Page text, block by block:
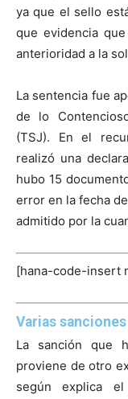
ya que el sello
que evidencia
anterioridad a la
La sentencia fue
de lo
(TSJ). En el
realizó una
hubo 15
error en la fecha
admitido por la
[hana-code-insert
Varias sanciones
La sanción que
proviene de otro
según explica